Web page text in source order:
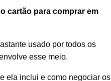
cartão para comprar em
usado por todos os
esse meio.
ela inclui e como negociar os